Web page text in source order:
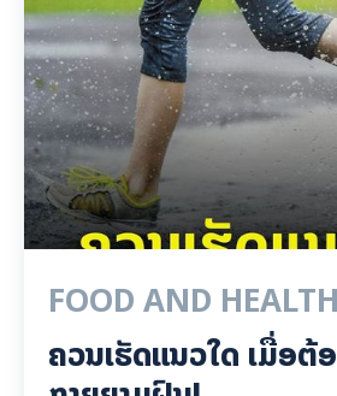
FOOD AND
ຄວນເຮັດແນວໃດ ເມື່ອຕ້